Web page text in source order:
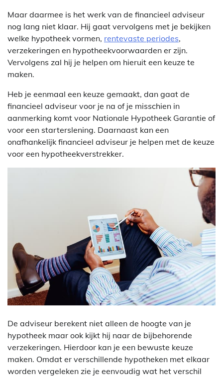
Maar daarmee is het werk van de financieel adviseur
nog lang niet klaar. Hij gaat vervolgens met je bekijken
welke hypotheek vormen, rentevaste periodes,
verzekeringen en hypotheekvoorwaarden er zijn.
Vervolgens zal hij je helpen om hieruit een keuze te
maken.
Heb je eenmaal een keuze gemaakt, dan gaat de
financieel adviseur voor je na of je misschien in
aanmerking komt voor Nationale Hypotheek Garantie of
voor een starterslening. Daarnaast kan een
onafhankelijk financieel adviseur je helpen met de keuze
voor een hypotheekverstrekker.
De adviseur berekent niet alleen de hoogte van je
hypotheek maar ook kijkt hij naar de bijbehorende
verzekeringen. Hierdoor kan je een bewuste keuze
maken. Omdat er verschillende hypotheken met elkaar
worden vergeleken zie je eenvoudig wat het verschil